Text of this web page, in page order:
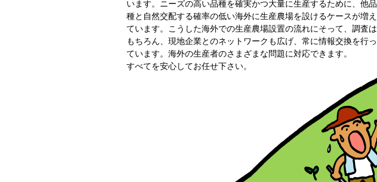
います。ニーズの高い品種を確実かつ大量に生産するために、他品
種と自然交配する確率の低い海外に生産農場を設けるケースが増え
ています。こうした海外での生産農場設置の流れにそって、調査は
もちろん、現地企業とのネットワークも広げ、常に情報交換を行っ
ています。海外の生産者のさまざまな問題に対応できます。
すべてを安心してお任せ下さい。